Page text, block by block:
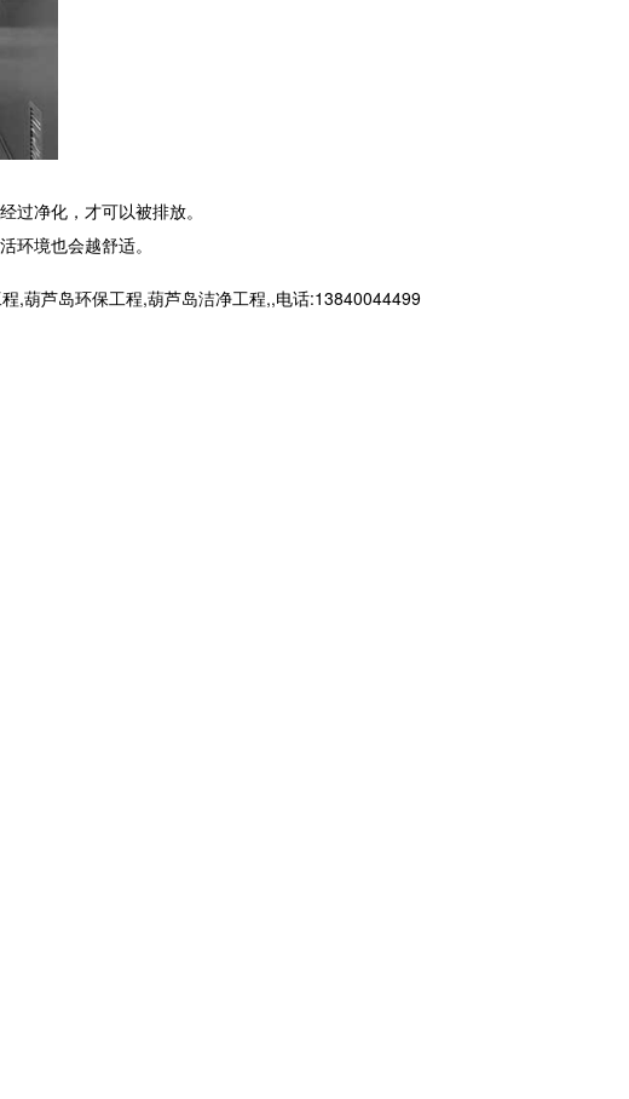
净化，才可以被排放。
境也会越舒适。
,葫芦岛环保工程,葫芦岛洁净工程,,电话:13840044499